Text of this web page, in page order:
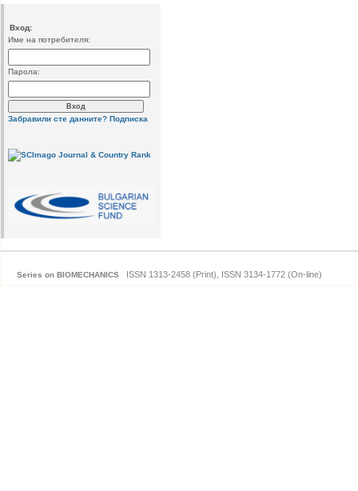
Вход:
Име на потребителя:
Парола:
Забравили сте данните? Подписка
Series on BIOMECHANICS ISSN 1313-2458 (Print), ISSN 3134-1772 (On-line)